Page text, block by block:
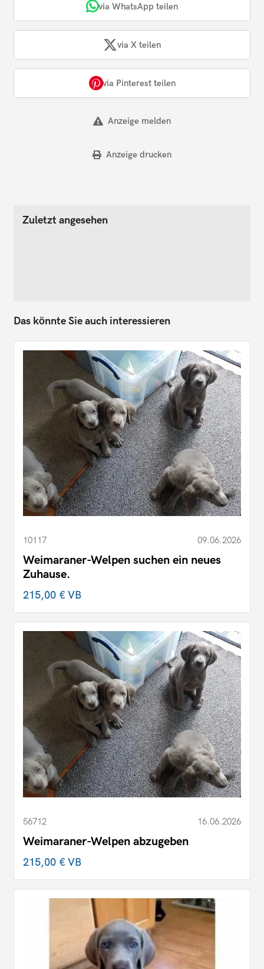
via WhatsApp teilen
via X teilen
via Pinterest teilen
Anzeige melden
Anzeige drucken
Zuletzt angesehen
Das könnte Sie auch interessieren
10117 09.06.2026
Weimaraner-Welpen suchen ein neues
Zuhause.
215,00 €VB
56712 16.06.2026
Weimaraner-Welpen abzugeben
215,00 €VB